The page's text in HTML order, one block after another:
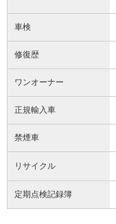
車検
修復歴
ワンオーナー
正規輸入車
禁煙車
リサイクル
定期点検記録簿